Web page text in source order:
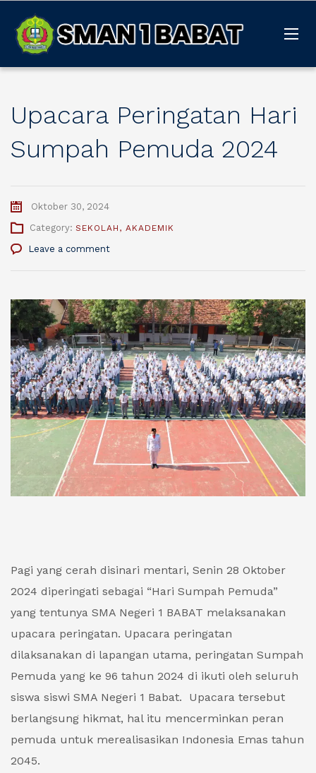
Upacara Peringatan Hari
Sumpah Pemuda 2024
Oktober 30, 2024
Category: SEKOLAH , AKADEMIK
Leave a comment
Pagi yang cerah disinari mentari, Senin 28 Oktober
2024 diperingati sebagai “Hari Sumpah Pemuda”
yang tentunya SMA Negeri 1 BABAT melaksanakan
upacara peringatan. Upacara peringatan
dilaksanakan di lapangan utama, peringatan Sumpah
Pemuda yang ke 96 tahun 2024 di ikuti oleh seluruh
siswa siswi SMA Negeri 1 Babat. Upacara tersebut
berlangsung hikmat, hal itu mencerminkan peran
pemuda untuk merealisasikan Indonesia Emas tahun
2045.